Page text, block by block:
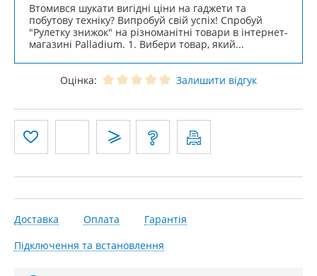
Втомився шукати вигідні ціни на гаджети та
побутову техніку? Випробуй свій успіх! Спробуй
"Рулетку знижок" на різноманітні товари в інтернет-
магазині Palladium. 1. Вибери товар, який...
Оцінка: Залишити відгук
Доставка Оплата
Гарантія
Підключення та встановлення